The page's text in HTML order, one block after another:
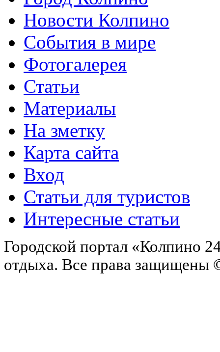
Новости Колпино
События в мире
Фотогалерея
Статьи
Материалы
На зметку
Карта сайта
Вход
Статьи для туристов
Интересные статьи
Городской портал «Колпино
отдыха. Все права защищены